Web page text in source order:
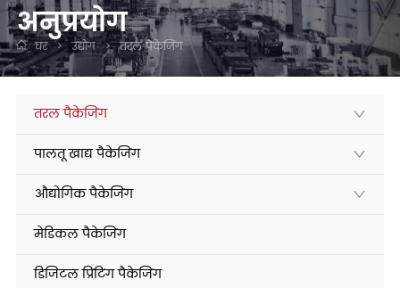
अनुप्रयोग
घर > उद्योग > तरल पैकेजिंग
तरल पैकेजिंग
पालतू खाद्य पैकेजिंग
औद्योगिक पैकेजिंग
मेडिकल पैकेजिंग
डिजिटल प्रिंटिंग पैकेजिंग